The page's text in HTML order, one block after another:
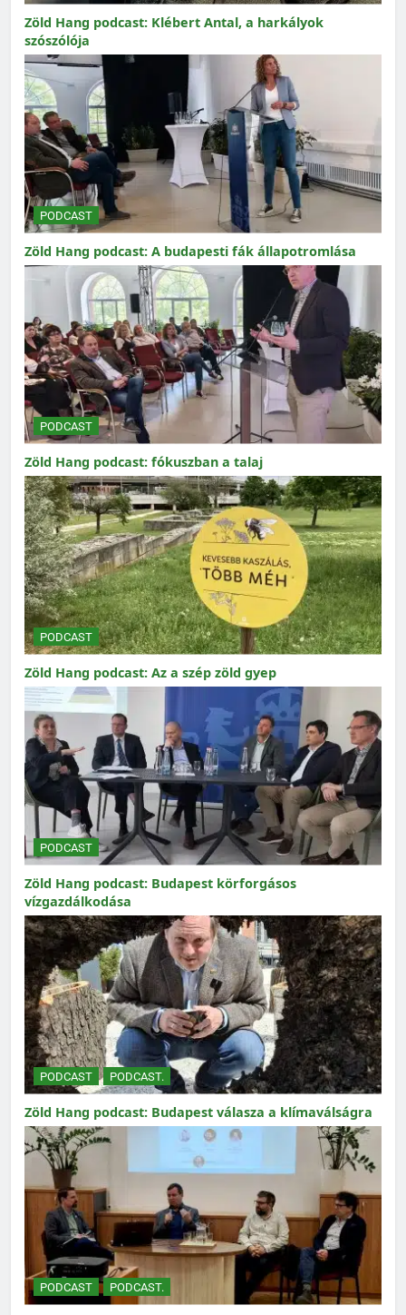
Zöld Hang podcast: Klébert Antal, a harkályok
szószólója
PODCAST
Zöld Hang podcast: A budapesti fák állapotromlása
PODCAST
Zöld Hang podcast: fókuszban a talaj
PODCAST
Zöld Hang podcast: Az a szép zöld gyep
PODCAST
Zöld Hang podcast: Budapest körforgásos
vízgazdálkodása
PODCAST PODCAST.
Zöld Hang podcast: Budapest válasza a klímaválságra
PODCAST PODCAST.